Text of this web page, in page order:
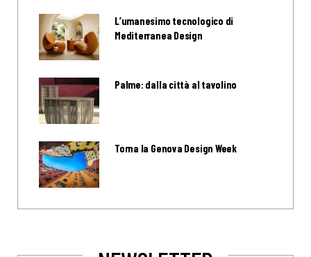
L’umanesimo tecnologico di
Mediterranea Design
Palme: dalla città al tavolino
Torna la Genova Design Week